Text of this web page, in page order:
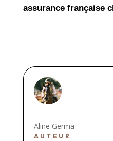
assurance française
Aline Germa
AUTEUR